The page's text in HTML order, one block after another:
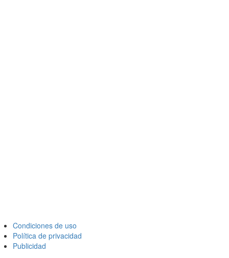
Condiciones de uso
Política de privacidad
Publicidad